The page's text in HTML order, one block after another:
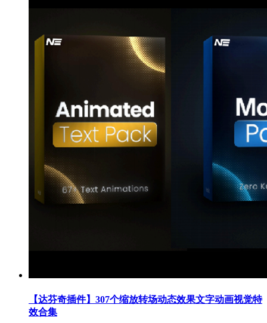
【达芬奇插件】307个缩放转场动态效果文字动画视觉特
效合集